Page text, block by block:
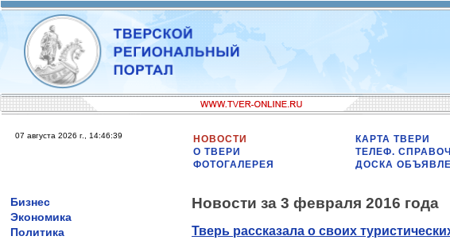
07 августа 2026 г., 14:46:39
НОВОСТИ
О ТВЕРИ
ФОТОГАЛЕРЕЯ
КАРТА ТВЕРИ
ТЕЛЕФ.
ДОСКА
Бизнес
Экономика
Политика
Новости за 3 февраля 2016 года
Тверь рассказала о своих